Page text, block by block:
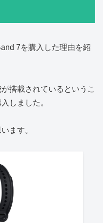
7を購入した理由を紹
搭載されているというこ
しました。
ます。